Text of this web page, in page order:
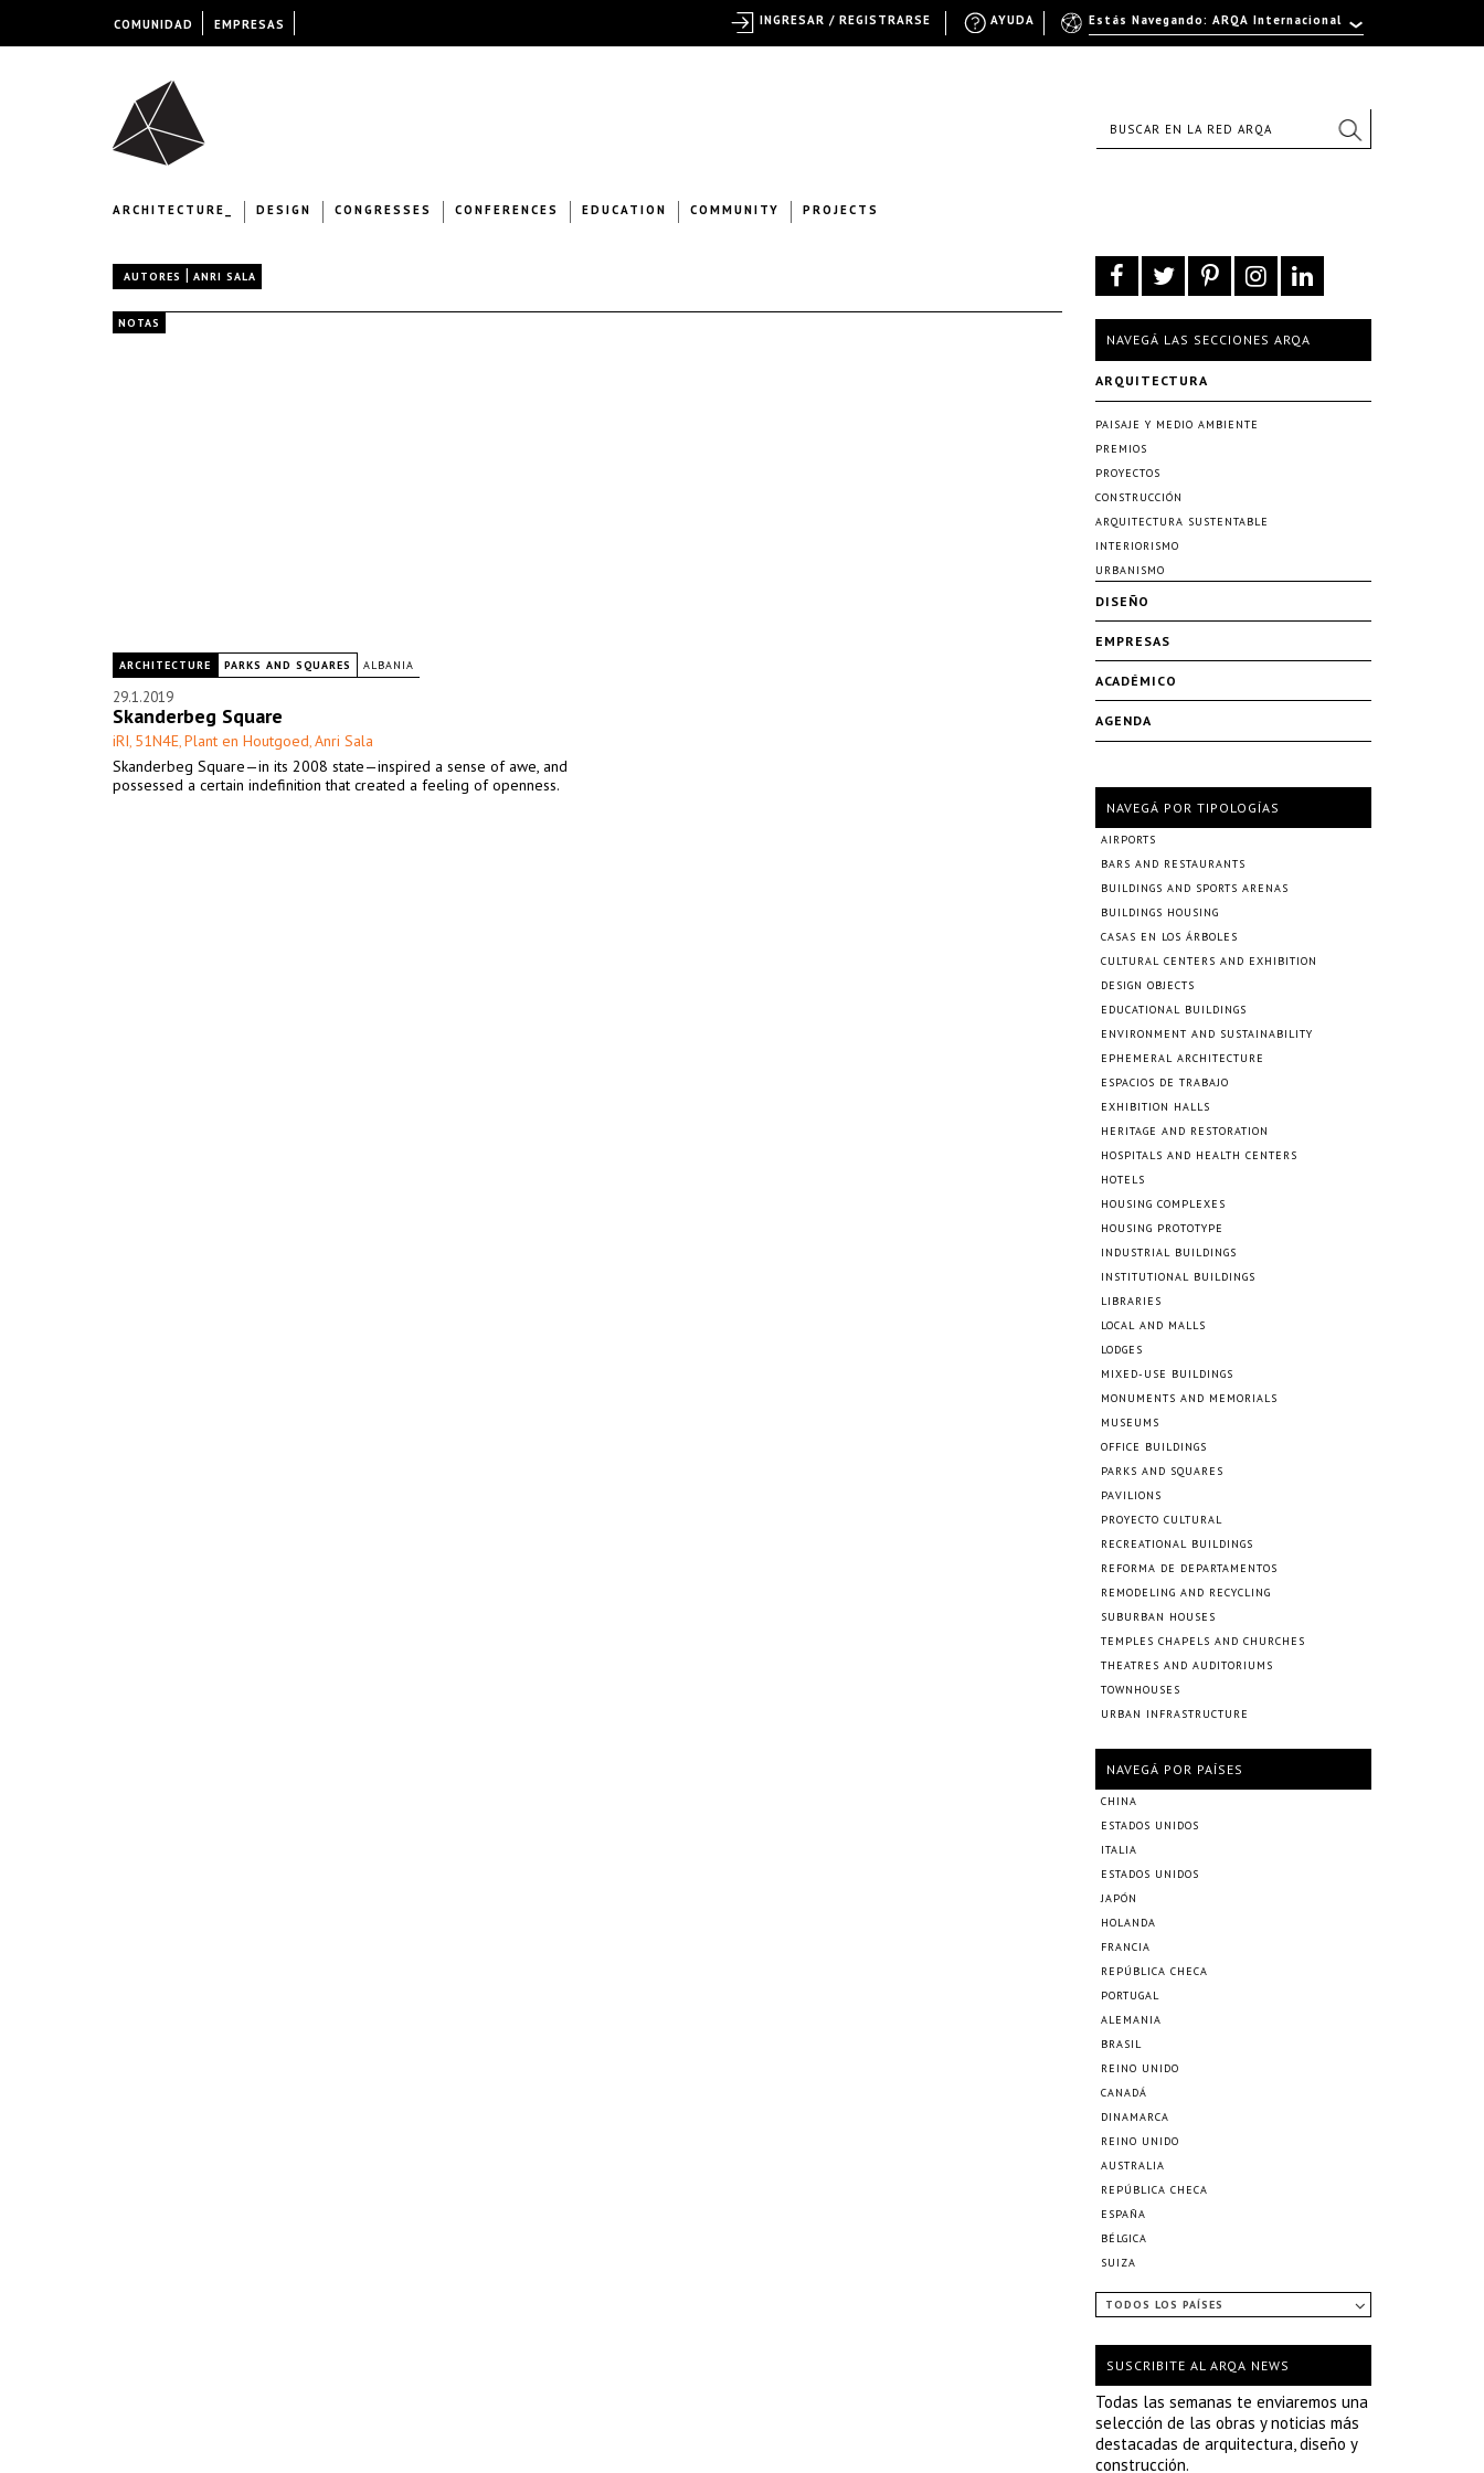
ARCHITECTURE_ DESIGN CONGRESSES CONFERENCES EDUCATION COMMUNITY PROJECTS
AUTORES | ANRI SALA
NOTAS
ARCHITECTURE PARKS AND SQUARES ALBANIA
29.1.2019
Skanderbeg Square
iRI, 51N4E, Plant en Houtgoed, Anri Sala
Skanderbeg Square—in its 2008 state—inspired a sense of awe, and
possessed a certain indefinition that created a feeling of openness.
NAVEGÁ LAS SECCIONES ARQA
ARQUITECTURA
PAISAJE Y MEDIO AMBIENTE
PREMIOS
PROYECTOS
CONSTRUCCIÓN
ARQUITECTURA SUSTENTABLE
INTERIORISMO
URBANISMO
DISEÑO
EMPRESAS
ACADÉMICO
AGENDA
NAVEGÁ POR TIPOLOGÍAS
AIRPORTS
BARS AND RESTAURANTS
BUILDINGS AND SPORTS ARENAS
BUILDINGS HOUSING
CASAS EN LOS ÁRBOLES
CULTURAL CENTERS AND EXHIBITION
DESIGN OBJECTS
EDUCATIONAL BUILDINGS
ENVIRONMENT AND SUSTAINABILITY
EPHEMERAL ARCHITECTURE
ESPACIOS DE TRABAJO
EXHIBITION HALLS
HERITAGE AND RESTORATION
HOSPITALS AND HEALTH CENTERS
HOTELS
HOUSING COMPLEXES
HOUSING PROTOTYPE
INDUSTRIAL BUILDINGS
INSTITUTIONAL BUILDINGS
LIBRARIES
LOCAL AND MALLS
LODGES
MIXED-USE BUILDINGS
MONUMENTS AND MEMORIALS
MUSEUMS
OFFICE BUILDINGS
PARKS AND SQUARES
PAVILIONS
PROYECTO CULTURAL
RECREATIONAL BUILDINGS
REFORMA DE DEPARTAMENTOS
REMODELING AND RECYCLING
SUBURBAN HOUSES
TEMPLES CHAPELS AND CHURCHES
THEATRES AND AUDITORIUMS
TOWNHOUSES
URBAN INFRASTRUCTURE
NAVEGÁ POR PAÍSES
CHINA
ESTADOS UNIDOS
ITALIA
ESTADOS UNIDOS
JAPÓN
HOLANDA
FRANCIA
REPÚBLICA CHECA
PORTUGAL
ALEMANIA
BRASIL
REINO UNIDO
CANADÁ
DINAMARCA
REINO UNIDO
AUSTRALIA
REPÚBLICA CHECA
ESPAÑA
BÉLGICA
SUIZA
TODOS LOS PAÍSES
SUSCRIBITE AL ARQA NEWS
Todas las semanas te enviaremos una
selección de las obras y noticias más
destacadas de arquitectura, diseño y
construcción.
COMUNIDAD EMPRESAS Estás Navegando: ARQA Internacional
AYUDA
INGRESAR / REGISTRARSE